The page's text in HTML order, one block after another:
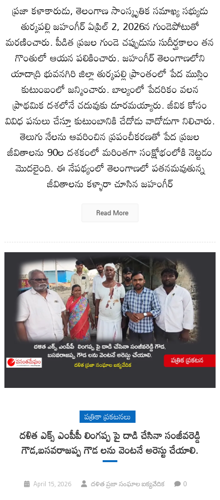
ప్ర‌జా క‌ళాకారుడు, తెలంగాణ సాంస్కృతిక సమాఖ్య సభ్యుడు
తుర్క‌ప‌ల్లి జ‌హంగీర్ ఏప్రిల్ 2, 2026న గుండెపోటుతో
మ‌ర‌ణించారు. పీడిత ప్ర‌జ‌ల గుండె చ‌ప్పుడును సుదీర్ఘ‌కాలం త‌న
గొంతులో ఆయ‌న ప‌లికించారు. జ‌హంగీర్ తెలంగాణ‌లోని
యాదాద్రి భువనగిరి జిల్లా తుర్కపల్లి ప్రాంతంలో పేద ముస్లిం
కుటుంబంలో జన్మించారు. బాల్యంలో పేదరికం వలన
ప్రాథమిక దశలోనే చదువుకు దూరమయ్యారు. జీవిక కోసం
వివిధ పనులు చేస్తూ కుటుంబానికి చేదోడు వాదోడుగా నిలిచారు.
తెలుగు నేలను ఆవరించిన ప్రపంచీకరణతో పేద ప్రజల
జీవితాలను 90ల ద‌శ‌కంలో మ‌రింత‌గా సంక్షోభంలోకి నెట్టడం
మొద‌లైంది. ఈ నేపథ్యంలో తెలంగాణ‌లో పతనమవుతున్న
జీవితాలను కళ్ళారా చూసిన జహంగీర్
Read More
పత్రికా ప్రకటనలు
దళిత ఎక్స్ ఎంపీపీ లింగప్ప పై దాడి చేసినా సంజీవరెడ్డి
గౌడ,బసవరాజప్ప గౌడ లను వెంటనే అరెస్టు చేయాలి.
April 15, 2026 దళిత ప్రజా సంఘాల ఐక్యవేదిక 0